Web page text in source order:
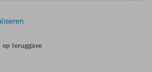
teruggave